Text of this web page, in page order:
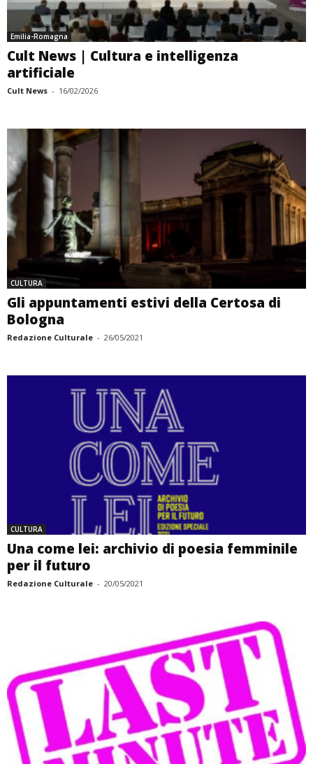
Emilia-Romagna
Cult News | Cultura e intelligenza
artificiale
Cult News - 16/02/2026
CULTURA
Gli appuntamenti estivi della Certosa di
Bologna
Redazione Culturale - 26/05/2021
CULTURA
Una come lei: archivio di poesia femminile
per il futuro
Redazione Culturale - 20/05/2021